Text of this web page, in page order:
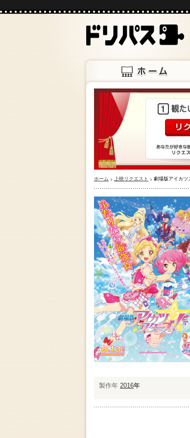
ホーム 上映リクエスト 劇場版アイカツ
製作年 2016年